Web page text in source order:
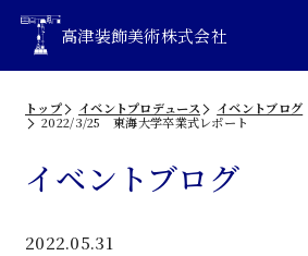
高津装飾美術株式会社
トップ イベントプロデュース
イベントブログ
2022/3/25 東海大学卒業式レポート
イベントブログ
2022.05.31